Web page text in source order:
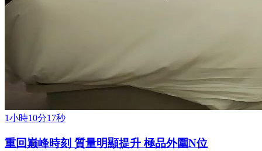
1小時10分17秒
重回巅峰時刻 質量明顯提升 極品外圍N位